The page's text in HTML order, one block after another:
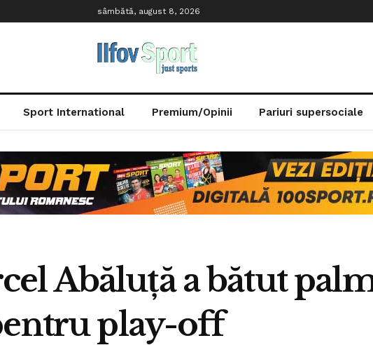
sâmbătă, august 8, 2026
Sport International Premium/Opinii Pariuri supersociale
Abăluță a bătut
play-off